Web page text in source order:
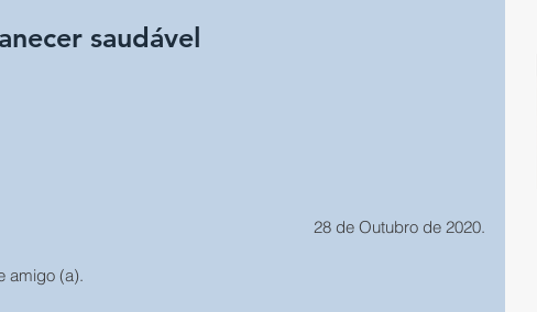
saudável
28 de Outubro de 2020.
amigo (a).